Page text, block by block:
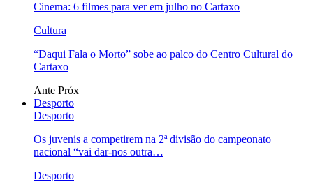
Cinema: 6 filmes para ver em julho no Cartaxo
Cultura
“Daqui Fala o Morto” sobe ao palco do Centro Cultural do
Cartaxo
Ante Próx
Desporto
Desporto
Os juvenis a competirem na 2ª divisão do campeonato
nacional “vai dar-nos outra…
Desporto